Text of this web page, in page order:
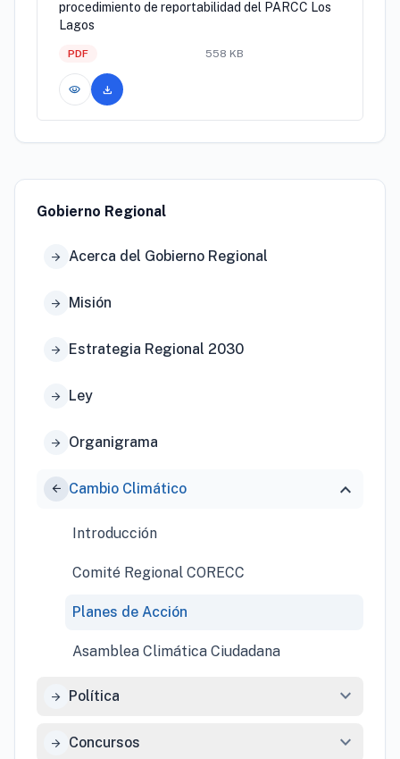
Gobierno Regional
arrow_forward Acerca del Gobierno Regional
arrow_forward Misión
arrow_forward Estrategia Regional 2030
arrow_forward Ley
arrow_forward Organigrama
arrow_forward Cambio Climático expand_more
Introducción
Comité Regional CORECC
Planes de Acción
Asamblea Climática Ciudadana
arrow_forward Política expand_more
arrow_forward Concursos expand_more
procedimiento de reportabilidad del PARCC Los
Lagos
PDF 558 KB
visibility download